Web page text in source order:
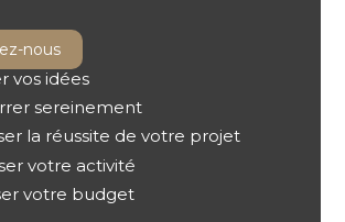
nous
vos idées
sereinement
la réussite de votre projet
votre activité
votre budget